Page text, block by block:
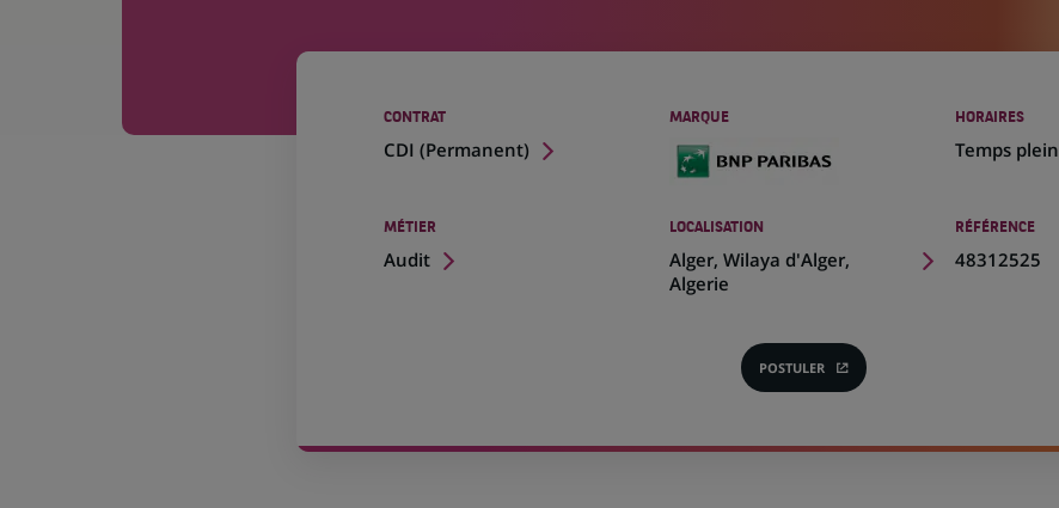
CONTRAT
CDI (Permanent)
MARQUE HORAIRES
Temps plein
MÉTIER
Audit
LOCALISATION
Alger, Wilaya d'Alger,
Algerie
(Ce
lien
RÉFÉRENCE
48312525
POSTULER
(CE
LIEN
NOUVEL